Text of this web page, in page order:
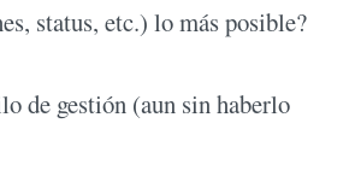
status, etc.) lo más posible?
de gestión (aun sin haberlo